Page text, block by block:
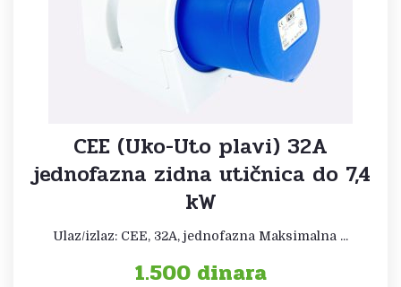
CEE (Uko-Uto plavi) 32A
jednofazna zidna utičnica do 7,4
kW
Ulaz/izlaz: CEE, 32A, jednofazna Maksimalna ...
1.500 dinara